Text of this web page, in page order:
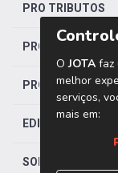
PRO TRIBUTOS
PRO TRABALHISTA
PRO SAÚDE
EDITORIAS
SOBRE O JOTA